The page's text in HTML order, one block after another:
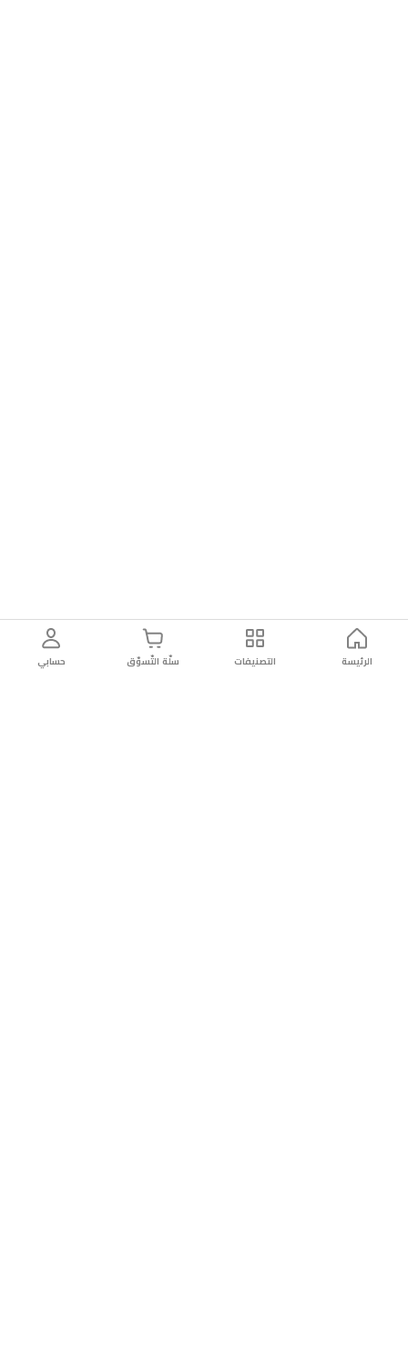
الرئيسة التصنيفات سلّة التّسوّق حسابي